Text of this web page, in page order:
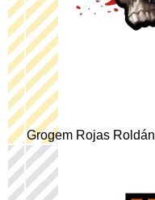
Grogem Rojas Roldán